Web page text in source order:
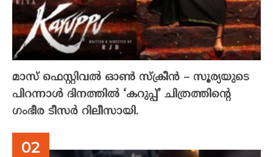
മാസ് ഫെസ്റ്റിവൽ ഓൺ സ്‌ക്രീൻ – സൂര്യയുടെ
പിറന്നാൾ ദിനത്തിൽ ‘കറുപ്പ്’ ചിത്രത്തിന്റെ
ഗംഭീര ടീസർ റിലീസായി.